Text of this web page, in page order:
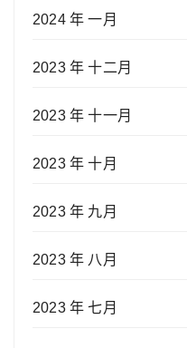
2024 年 一月
2023 年 十二月
2023 年 十一月
2023 年 十月
2023 年 九月
2023 年 八月
2023 年 七月